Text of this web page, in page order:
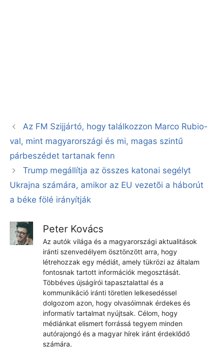
Az FM Szijjártó, hogy találkozzon Marco Rubio-
val, mint magyarországi és mi, magas szintű
párbeszédet tartanak fenn
Trump megállítja az összes katonai segélyt
Ukrajna számára, amikor az EU vezetõi a háborút
a béke fölé irányítják
Peter Kovács
Az autók világa és a magyarországi aktualitások
iránti szenvedélyem ösztönzött arra, hogy
létrehozzak egy médiát, amely tükrözi az általam
fontosnak tartott információk megosztását.
Többéves újságírói tapasztalattal és a
kommunikáció iránti töretlen lelkesedéssel
dolgozom azon, hogy olvasóimnak érdekes és
informatív tartalmat nyújtsak. Célom, hogy
médiánkat elismert forrássá tegyem minden
autórajongó és a magyar hírek iránt érdeklődő
számára.